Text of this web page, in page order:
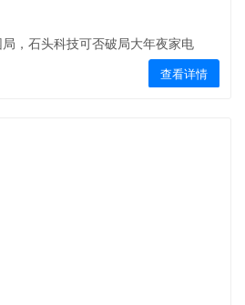
，石头科技可否破局大年夜家电
查看详情